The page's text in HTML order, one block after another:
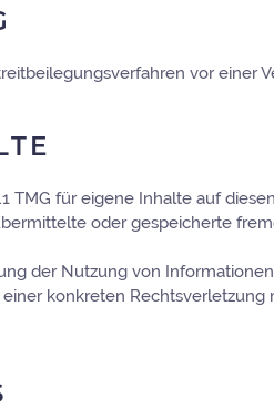
vor einer
TMG für eigene Inhalte auf
oder gespeicherte
der Nutzung von
konkreten